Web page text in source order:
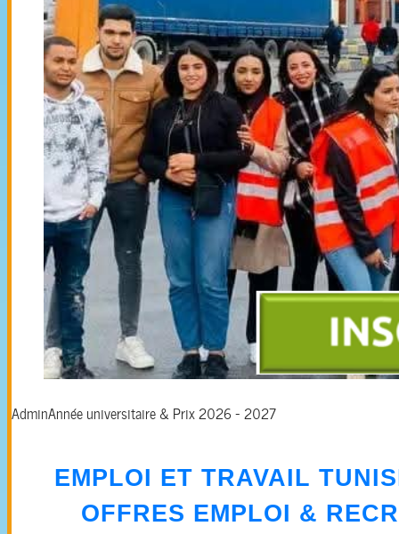
AdminAnnée universitaire & Prix 2026 - 2027
EMPLOI ET TRAVAIL
OFFRES EMPLOI &